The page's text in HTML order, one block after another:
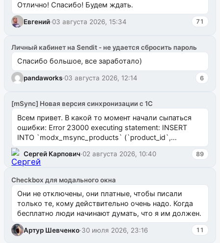
Отлично! Спасибо! Будем ждать.
Евгений·03 августа 2026, 15:34 71
Личный кабинет на Sendit - не удается сбросить пароль
Спасибо большое, все заработало)
pandaworks·03 августа 2026, 12:14 6
[mSync] Новая версия синхронизации с 1С
Всем привет. В какой то момент начали сыпаться
ошибки: Error 23000 executing statement: INSERT
INTO `modx_msync_products` (`product_id`,
`uuid_1c`) VALUES ...
Сергей Карпович·02 августа 2026, 10:40 89
Checkbox для модального окна
Они не отключены, они платные, чтобы писали
только те, кому действительно очень надо. Когда
бесплатно люди начинают думать, что я им должен.
Артур Шевченко·30 июля 2026, 23:16 11